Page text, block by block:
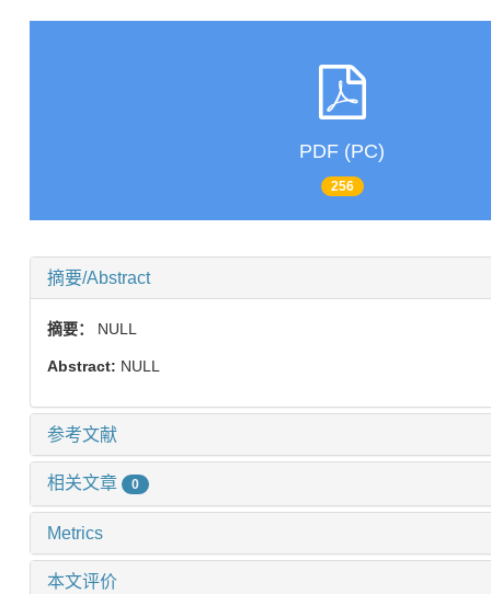
PDF (PC)
256
摘要/Abstract
摘要： NULL
Abstract: NULL
参考文献
相关文章 0
Metrics
本文评价